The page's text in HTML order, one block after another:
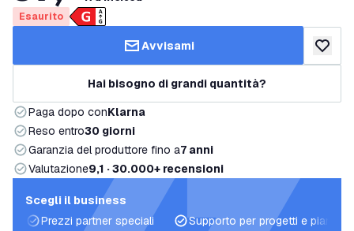
Esaurito
Avvisami
Hai bisogno di grandi quantità?
Paga dopo conKlarna
Reso entro30 giorni
Garanzia del produttore fino a7 anni
Valutazione9,1 · 30.000+ recensioni
Scegli il business
Prezzi partner speciali
Supporto per progetti e piani di